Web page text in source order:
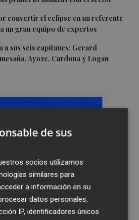
convertir el eclipse en un referente
un gran equipo de expertos
a sus seis capitanes: Gerard
Ayoze, Cardona y Logan
de sus
socios utilizamos
similares para
a información en su
datos personales,
IP, identificadores únicos